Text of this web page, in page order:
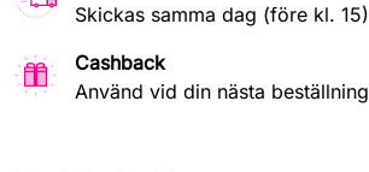
Skickas samma dag (före kl. 15)
Cashback
Använd vid din nästa beställning